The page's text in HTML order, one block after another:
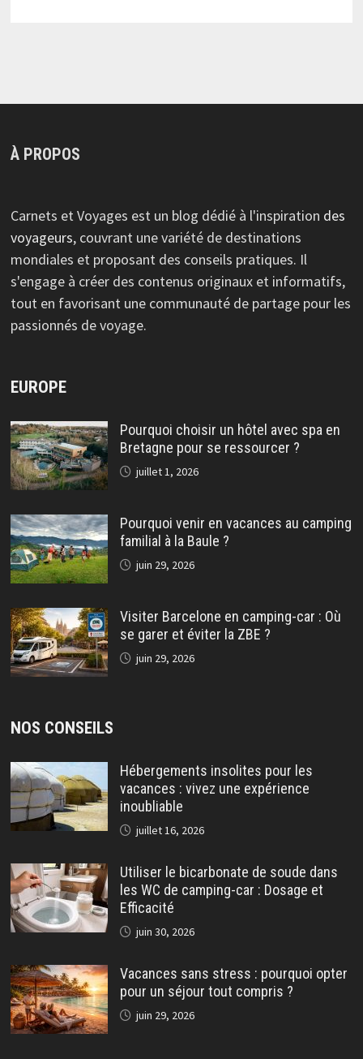
À PROPOS
Carnets et Voyages est un blog dédié à l'inspiration des
voyageurs, couvrant une variété de destinations
mondiales et proposant des conseils pratiques. Il
s'engage à créer des contenus originaux et informatifs,
tout en favorisant une communauté de partage pour les
passionnés de voyage.
EUROPE
Pourquoi choisir un hôtel avec spa en
Bretagne pour se ressourcer ?
juillet 1, 2026
Pourquoi venir en vacances au camping
familial à la Baule ?
juin 29, 2026
Visiter Barcelone en camping-car : Où
se garer et éviter la ZBE ?
juin 29, 2026
NOS CONSEILS
Hébergements insolites pour les
vacances : vivez une expérience
inoubliable
juillet 16, 2026
Utiliser le bicarbonate de soude dans
les WC de camping-car : Dosage et
Efficacité
juin 30, 2026
Vacances sans stress : pourquoi opter
pour un séjour tout compris ?
juin 29, 2026